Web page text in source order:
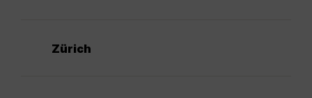
Zürich